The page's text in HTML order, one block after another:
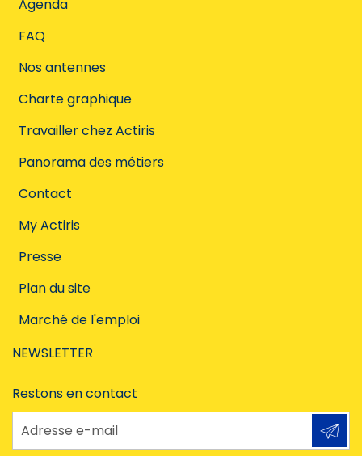
Agenda
FAQ
Nos antennes
Charte graphique
Travailler chez Actiris
Panorama des métiers
Contact
My Actiris
Presse
Plan du site
Marché de l'emploi
NEWSLETTER
Restons en contact
Adresse e-mail